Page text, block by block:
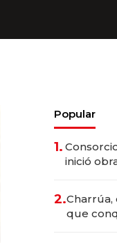
Popular
1.
inició
millones
2.
que